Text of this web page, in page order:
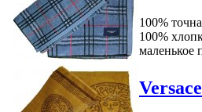
100%
100%
маленькое